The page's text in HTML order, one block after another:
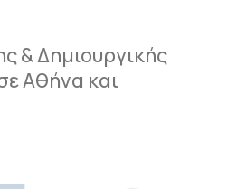
& Δημιουργικής
Αθήνα και